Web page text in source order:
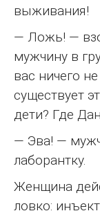
выживания!
— Ложь! —
мужчину в
вас ничего
существует
дети? Где
— Эва! —
лаборантку.
Женщина
ловко: